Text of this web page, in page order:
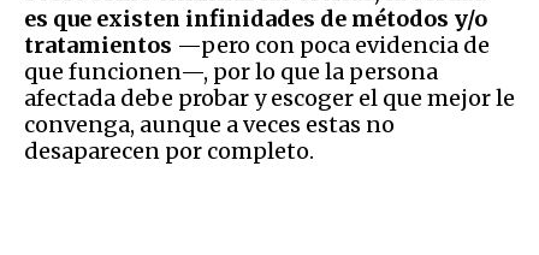
es que existen infinidades de métodos y/o
tratamientos —pero con poca evidencia de
que funcionen—, por lo que la persona
afectada debe probar y escoger el que mejor le
convenga, aunque a veces estas no
desaparecen por completo.